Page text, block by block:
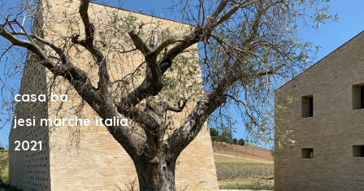
casa ba.
jesi marche italia
2021